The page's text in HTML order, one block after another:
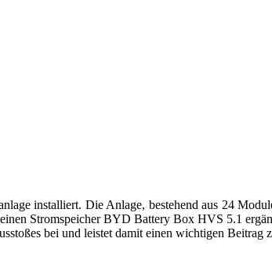
installiert. Die Anlage, bestehend aus 24
Stromspeicher BYD Battery Box HVS 5.1
bei und leistet damit einen wichtigen Beitrag